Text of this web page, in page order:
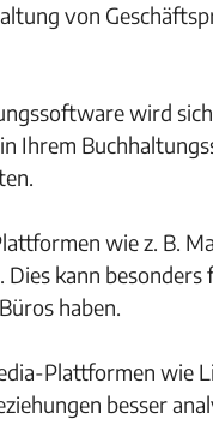
von
wird
Ihrem
wie z. B.
kann
haben.
Plattformen wie
besser